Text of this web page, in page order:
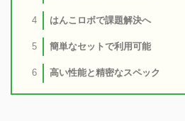
4 はんこロボで課題解決へ
5 簡単なセットで利用可能
6 高い性能と精密なスペック